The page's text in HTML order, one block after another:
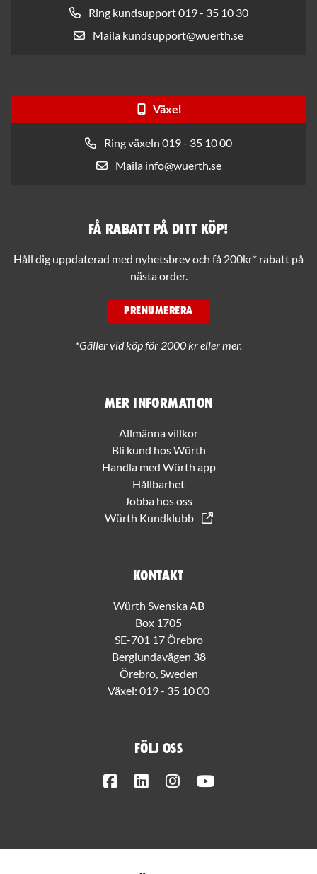
Ring kundsupport 019 - 35 10 30
Maila kundsupport@wuerth.se
Växel
Ring växeln 019 - 35 10 00
Maila info@wuerth.se
Mer information
Allmänna villkor
Bli kund hos Würth
Handla med Würth app
Hållbarhet
Jobba hos oss
Würth Kundklubb
Kontakt
Würth Svenska AB
Box 1705
SE-701 17 Örebro
Berglundavägen 38
Örebro, Sweden
Växel: 019 - 35 10 00
Följ oss
FacebookLinkedInInstagram
Få rabatt på ditt köp!
Håll dig uppdaterad med nyhetsbrev och få 200kr* rabatt på
nästa order.
PRENUMERERA
*Gäller vid köp för 2000 kr eller mer.